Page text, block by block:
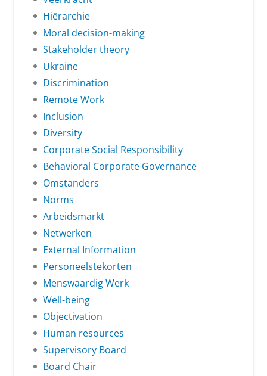
Hiërarchie
Moral decision-making
Stakeholder theory
Ukraine
Discrimination
Remote Work
Inclusion
Diversity
Corporate Social Responsibility
Behavioral Corporate Governance
Omstanders
Norms
Arbeidsmarkt
Netwerken
External Information
Personeelstekorten
Menswaardig Werk
Well-being
Objectivation
Human resources
Supervisory Board
Board Chair